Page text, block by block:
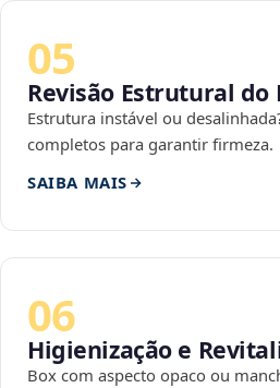
05
Revisão Estrutural do
Estrutura instável ou
completos para garantir firmeza.
SAIBA MAIS
06
Higienização e
Box com aspecto opaco ou